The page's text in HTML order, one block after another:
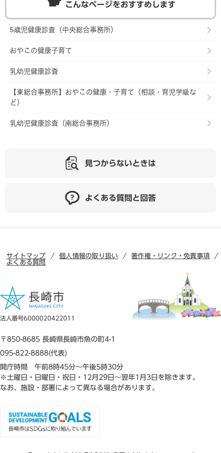
こんなページをおすすめします
5歳児健康診査（中央総合事務所）
おやこの健康子育て
乳幼児健康診査
【東総合事務所】おやこの健康・子育て（相談・育児学級な
ど）
乳幼児健康診査（南総合事務所）
見つからないときは
よくある質問と回答
サイトマップ 個人情報の取り扱い
著作権・リンク・免責事項
よくある質問
法人番号6000020422011
〒850-8685 長崎県長崎市魚の町4-1
095-822-8888(代表)
開庁時間 午前8時45分～午後5時30分
※土曜日・日曜日・祝日・12月29日～翌年1月3日を除きます。
なお、施設・部署によって異なる場合があります。